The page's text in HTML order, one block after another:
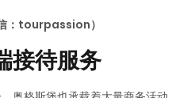
：tourpassion）
接待服务